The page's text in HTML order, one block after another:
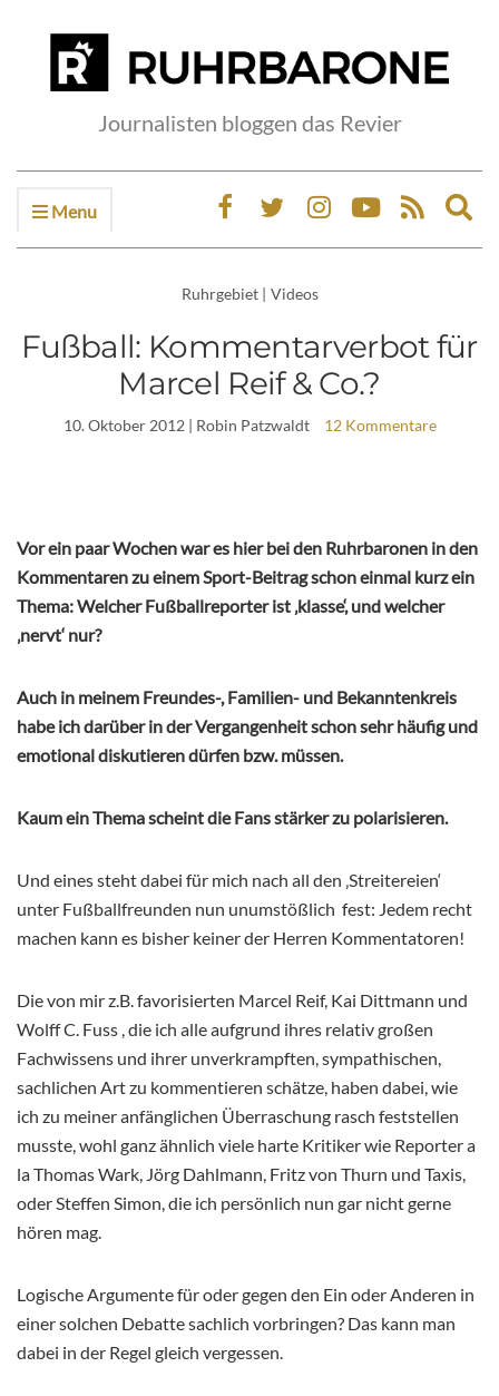
Journalisten bloggen das Revier
Menu
Ruhrgebiet | Videos
Fußball: Kommentarverbot für
Marcel Reif & Co.?
10. Oktober 2012| Robin Patzwaldt 12 Kommentare
Vor ein paar Wochen war es hier bei den Ruhrbaronen in den
Kommentaren zu einem Sport-Beitrag schon einmal kurz ein
Thema: Welcher Fußballreporter ist ‚klasse‘, und welcher
‚nervt‘ nur?
Auch in meinem Freundes-, Familien- und Bekanntenkreis
habe ich darüber in der Vergangenheit schon sehr häufig und
emotional diskutieren dürfen bzw. müssen.
Kaum ein Thema scheint die Fans stärker zu polarisieren.
Und eines steht dabei für mich nach all den ‚Streitereien‘
unter Fußballfreunden nun unumstößlich fest: Jedem recht
machen kann es bisher keiner der Herren Kommentatoren!
Die von mir z.B. favorisierten Marcel Reif, Kai Dittmann und
Wolff C. Fuss , die ich alle aufgrund ihres relativ großen
Fachwissens und ihrer unverkrampften, sympathischen,
sachlichen Art zu kommentieren schätze, haben dabei, wie
ich zu meiner anfänglichen Überraschung rasch feststellen
musste, wohl ganz ähnlich viele harte Kritiker wie Reporter a
la Thomas Wark, Jörg Dahlmann, Fritz von Thurn und Taxis,
oder Steffen Simon, die ich persönlich nun gar nicht gerne
hören mag.
Logische Argumente für oder gegen den Ein oder Anderen in
einer solchen Debatte sachlich vorbringen? Das kann man
dabei in der Regel gleich vergessen.